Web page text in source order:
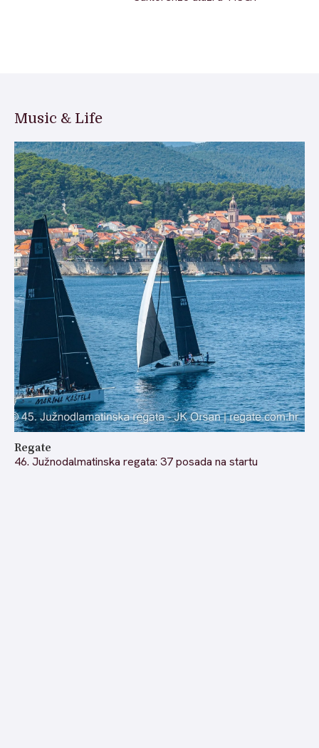
Music & Life
Regate
46. Južnodalmatinska regata: 37 posada na startu